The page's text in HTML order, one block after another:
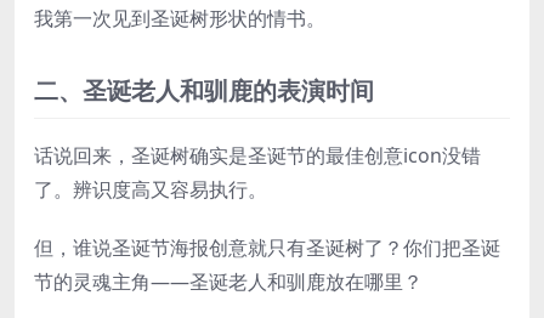
我第一次见到圣诞树形状的情书。
二、圣诞老人和驯鹿的表演时间
话说回来，圣诞树确实是圣诞节的最佳创意icon没错
了。辨识度高又容易执行。
但，谁说圣诞节海报创意就只有圣诞树了？你们把圣诞
节的灵魂主角——圣诞老人和驯鹿放在哪里？